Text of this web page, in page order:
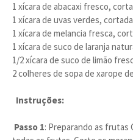
1 xícara de abacaxi fresco,
1 xícara de uvas verdes,
1 xícara de melancia fresca,
1 xícara de suco de laranja
1/2 xícara de suco de limão
2 colheres de sopa de xarope
Instruções:
Passo 1: Preparando as frutas